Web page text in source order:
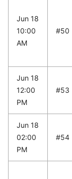
Jun 18
10:00
AM
#50
Jun 18
12:00
PM
#53
Jun 18
02:00
PM
#54